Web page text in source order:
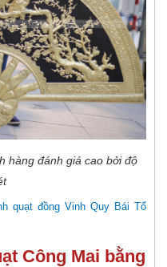
hàng đánh giá cao bởi độ
quạt đồng Vinh Quy Bái Tổ
Công Mai bằng